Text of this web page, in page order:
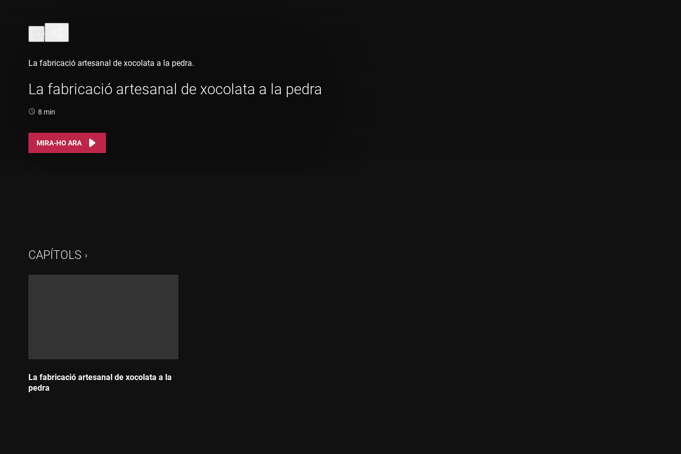
La fabricació artesanal de xocolata a la pedra.
La fabricació artesanal de xocolata a la pedra
Durada:
8 min
MIRA-HO ARA
CAPÍTOLS
La fabricació artesanal de xocolata a la
pedra